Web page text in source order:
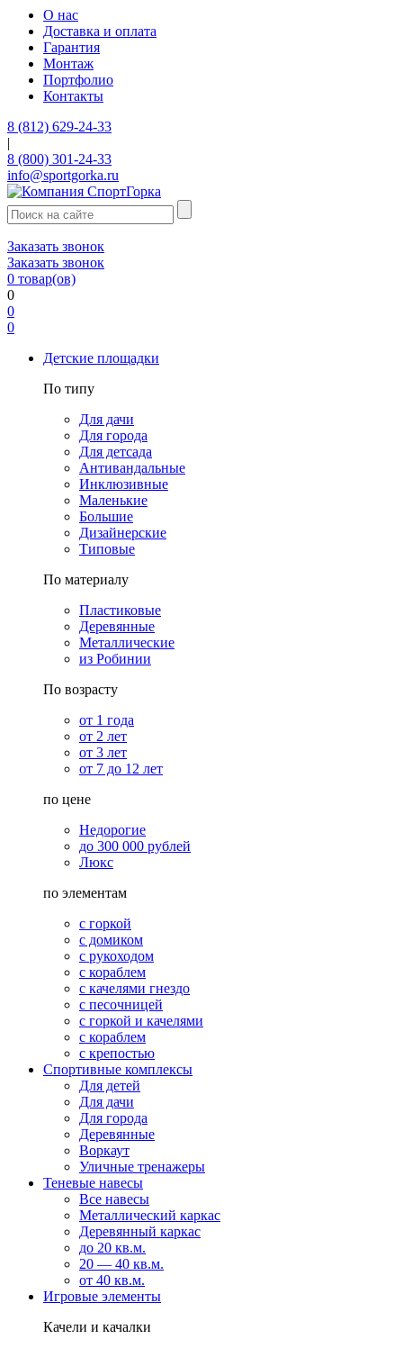
О нас
Доставка и оплата
Гарантия
Монтаж
Портфолио
Контакты
8 (812) 629-24-33
|
8 (800) 301-24-33
info@sportgorka.ru
Заказать звонок
Заказать звонок
0 товар(ов)
0
0
0
Детские площадки
По типу
Для дачи
Для города
Для детсада
Антивандальные
Инклюзивные
Маленькие
Большие
Дизайнерские
Типовые
По материалу
Пластиковые
Деревянные
Металлические
из Робинии
По возрасту
от 1 года
от 2 лет
от 3 лет
от 7 до 12 лет
по цене
Недорогие
до 300 000 рублей
Люкс
по элементам
с горкой
с домиком
с рукоходом
с кораблем
с качелями гнездо
с песочницей
с горкой и качелями
с кораблем
с крепостью
Спортивные комплексы
Для детей
Для дачи
Для города
Деревянные
Воркаут
Уличные тренажеры
Теневые навесы
Все навесы
Металлический каркас
Деревянный каркас
до 20 кв.м.
20 — 40 кв.м.
от 40 кв.м.
Игровые элементы
Качели и качалки